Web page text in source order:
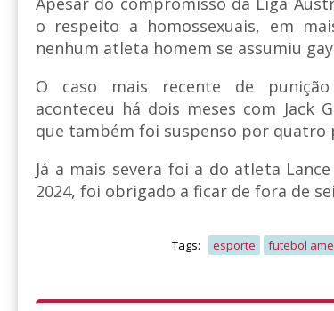
o respeito a homossexuais, em
nenhum atleta homem se assumiu
O caso mais recente de
aconteceu há dois meses com Jack
que também foi suspenso por quatro
Já a mais severa foi a do atleta
2024, foi obrigado a ficar de fora de
Tags: esporte futebol